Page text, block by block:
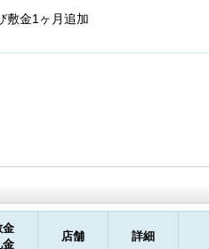
敷金1ヶ月追加
金
金
店舗 詳細